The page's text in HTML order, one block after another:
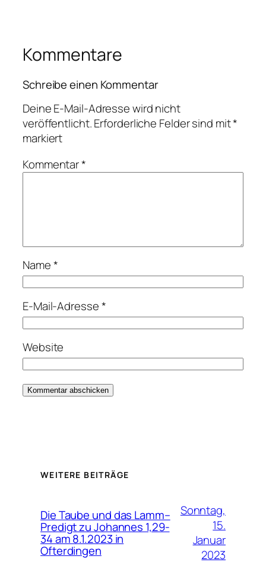
Kommentare
Schreibe einen Kommentar
Deine E-Mail-Adresse wird nicht
veröffentlicht.Erforderliche Felder sind mit*
markiert
Kommentar*
Name*
E-Mail-Adresse*
Website
WEITERE BEITRÄGE
Die Taube und das Lamm–
Predigt zu Johannes 1,29-
34 am 8.1.2023 in
Ofterdingen
Sonntag,
15.
Januar
2023